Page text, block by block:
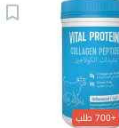
+700 طلب